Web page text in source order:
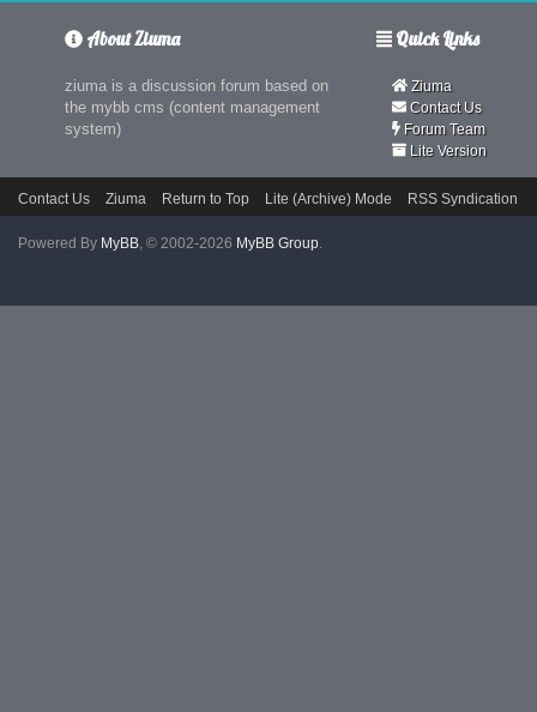
About Ziuma
ziuma is a discussion forum based on
the mybb cms (content management
system)
Quick Links
Ziuma
Contact Us
Forum Team
Lite Version
Contact Us Ziuma Return to Top Lite (Archive) Mode RSS Syndication
Powered By MyBB , © 2002-2026 MyBB Group